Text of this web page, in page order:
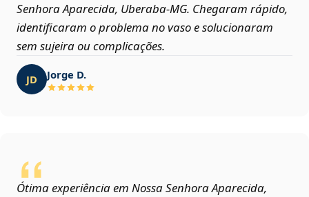
Senhora Aparecida, Uberaba‑MG. Chegaram rápido,
identificaram o problema no vaso e solucionaram
sem sujeira ou complicações.
JD Jorge D.
Ótima experiência em Nossa Senhora Aparecida,